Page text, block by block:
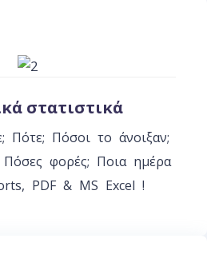
στατιστικά
Πότε; Πόσοι το άνοιξαν;
φορές; Ποια ημέρα
PDF & MS Excel !